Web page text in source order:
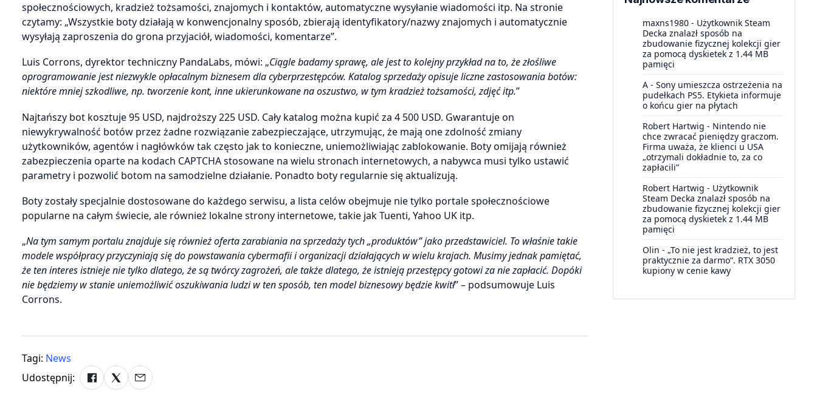
społecznościowych, kradzież tożsamości, znajomych i kontaktów, automatyczne wysyłanie wiadomości itp. Na stronie
czytamy: „Wszystkie boty działają w konwencjonalny sposób, zbierają identyfikatory/nazwy znajomych i automatycznie
wysyłają zaproszenia do grona przyjaciół, wiadomości, komentarze”.
Luis Corrons, dyrektor techniczny PandaLabs, mówi: „Ciągle badamy sprawę, ale jest to kolejny przykład na to, że złośliwe
oprogramowanie jest niezwykle opłacalnym biznesem dla cyberprzestępców. Katalog sprzedaży opisuje liczne zastosowania botów:
niektóre mniej szkodliwe, np. tworzenie kont, inne ukierunkowane na oszustwo, w tym kradzież tożsamości, zdjęć itp.”
Najtańszy bot kosztuje 95 USD, najdroższy 225 USD. Cały katalog można kupić za 4 500 USD. Gwarantuje on
niewykrywalność botów przez żadne rozwiązanie zabezpieczające, utrzymując, że mają one zdolność zmiany
użytkowników, agentów i nagłówków tak często jak to konieczne, uniemożliwiając zablokowanie. Boty omijają również
zabezpieczenia oparte na kodach CAPTCHA stosowane na wielu stronach internetowych, a nabywca musi tylko ustawić
parametry i pozwolić botom na samodzielne działanie. Ponadto boty regularnie się aktualizują.
Boty zostały specjalnie dostosowane do każdego serwisu, a lista celów obejmuje nie tylko portale społecznościowe
popularne na całym świecie, ale również lokalne strony internetowe, takie jak Tuenti, Yahoo UK itp.
„Na tym samym portalu znajduje się również oferta zarabiania na sprzedaży tych „produktów” jako przedstawiciel. To właśnie takie
modele współpracy przyczyniają się do powstawania cybermafii i organizacji działających w wielu krajach. Musimy jednak pamiętać,
że ten interes istnieje nie tylko dlatego, że są twórcy zagrożeń, ale także dlatego, że istnieją przestępcy gotowi za nie zapłacić. Dopóki
nie będziemy w stanie uniemożliwić oszukiwania ludzi w ten sposób, ten model biznesowy będzie kwitł” – podsumowuje Luis
Corrons.
Tagi: News
Udostępnij:
maxns1980 - Użytkownik Steam
Decka znalazł sposób na
zbudowanie fizycznej kolekcji gier
za pomocą dyskietek z 1.44 MB
pamięci
A - Sony umieszcza ostrzeżenia na
pudełkach PS5. Etykieta informuje
o końcu gier na płytach
Robert Hartwig - Nintendo nie
chce zwracać pieniędzy graczom.
Firma uważa, że klienci u USA
„otrzymali dokładnie to, za co
zapłacili”
Robert Hartwig - Użytkownik
Steam Decka znalazł sposób na
zbudowanie fizycznej kolekcji gier
za pomocą dyskietek z 1.44 MB
pamięci
Olin - „To nie jest kradzież, to jest
praktycznie za darmo”. RTX 3050
kupiony w cenie kawy